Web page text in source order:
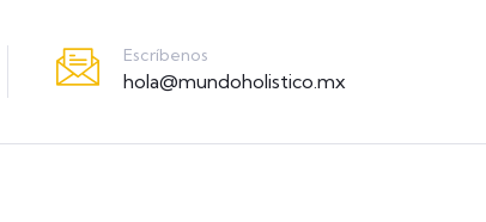
Escríbenos
hola@mundoholistico.mx